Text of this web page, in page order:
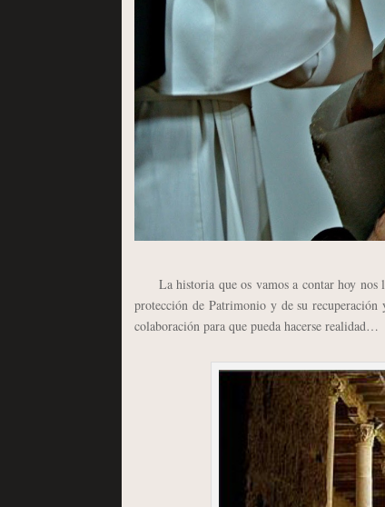
La historia que os vamos a contar hoy nos
protección de Patrimonio y de su recuperación
colaboración para que pueda hacerse realidad…